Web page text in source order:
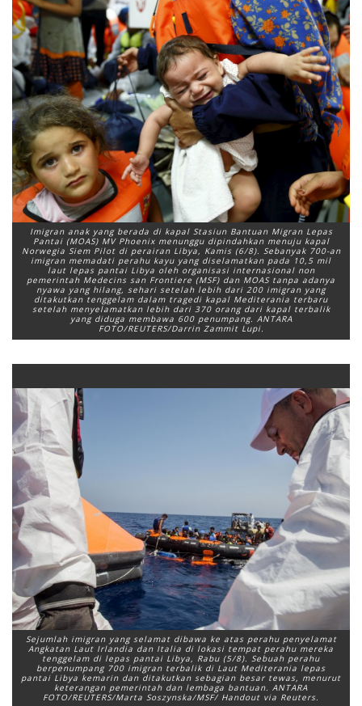
Imigran anak yang berada di kapal Stasiun Bantuan Migran Lepas
Pantai (MOAS) MV Phoenix menunggu dipindahkan menuju kapal
Norwegia Siem Pilot di perairan Libya, Kamis (6/8). Sebanyak 700-an
imigran memadati perahu kayu yang diselamatkan pada 10,5 mil
laut lepas pantai Libya oleh organisasi internasional non
pemerintah Medecins san Frontiere (MSF) dan MOAS tanpa adanya
nyawa yang hilang, sehari setelah lebih dari 200 imigran yang
ditakutkan tenggelam dalam tragedi kapal Mediterania terbaru
setelah menyelamatkan lebih dari 370 orang dari kapal terbalik
yang diduga membawa 600 penumpang. ANTARA
FOTO/REUTERS/Darrin Zammit Lupi.
Sejumlah imigran yang selamat dibawa ke atas perahu penyelamat
Angkatan Laut Irlandia dan Italia di lokasi tempat perahu mereka
tenggelam di lepas pantai Libya, Rabu (5/8). Sebuah perahu
berpenumpang 700 imigran terbalik di Laut Mediterania lepas
pantai Libya kemarin dan ditakutkan sebagian besar tewas, menurut
keterangan pemerintah dan lembaga bantuan. ANTARA
FOTO/REUTERS/Marta Soszynska/MSF/ Handout via Reuters.